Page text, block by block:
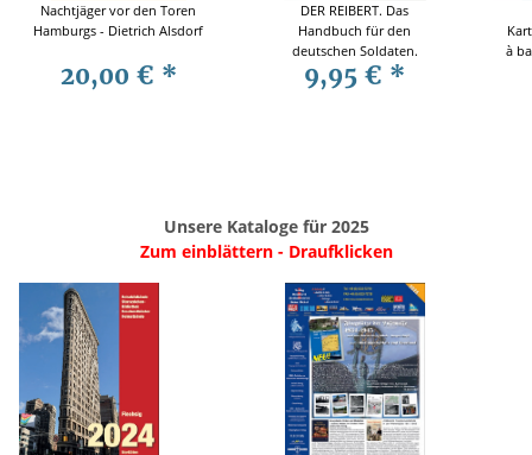
Nachtjäger vor den Toren
Hamburgs - Dietrich Alsdorf
20,00 € *
DER REIBERT. Das
Handbuch für den
deutschen Soldaten.
9,95 € *
à
Unsere Kataloge für 2025
Zum einblättern - Draufklicken